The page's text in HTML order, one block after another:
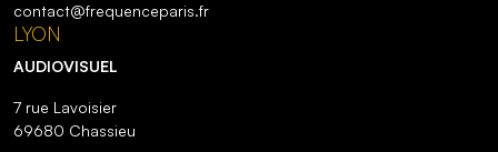
contact@frequenceparis.fr
LYON
AUDIOVISUEL
7 rue Lavoisier
69680 Chassieu